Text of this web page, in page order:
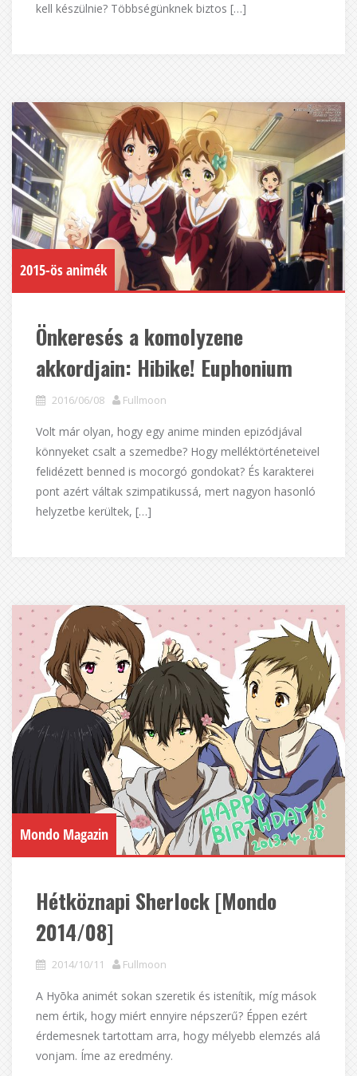
kell készülnie? Többségünknek biztos […]
2015-ös animék
Önkeresés a komolyzene
akkordjain: Hibike! Euphonium
2016/06/08 Fullmoon
Volt már olyan, hogy egy anime minden epizódjával
könnyeket csalt a szemedbe? Hogy melléktörténeteivel
felidézett benned is mocorgó gondokat? És karakterei
pont azért váltak szimpatikussá, mert nagyon hasonló
helyzetbe kerültek, […]
Mondo Magazin
Hétköznapi Sherlock [Mondo
2014/08]
2014/10/11 Fullmoon
A Hyōka animét sokan szeretik és istenítik, míg mások
nem értik, hogy miért ennyire népszerű? Éppen ezért
érdemesnek tartottam arra, hogy mélyebb elemzés alá
vonjam. Íme az eredmény.